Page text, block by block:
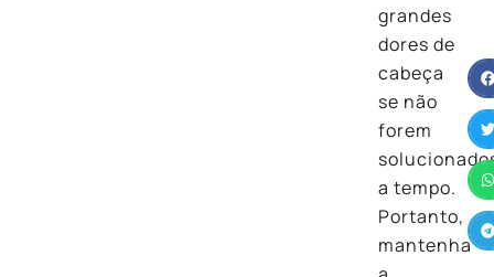
grandes
dores de
cabeça
se não
forem
a tempo.
Portanto,
mantenha